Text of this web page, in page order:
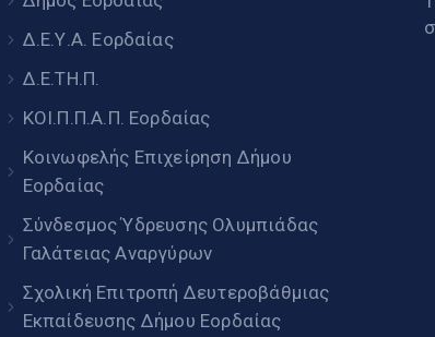
Δ.Ε.Υ.Α. Εορδαίας
Δ.Ε.ΤΗ.Π.
ΚΟΙ.Π.Π.Α.Π. Εορδαίας
Κοινωφελής Επιχείρηση Δήμου
Εορδαίας
Σύνδεσμος Ύδρευσης Ολυμπιάδας
Γαλάτειας Αναργύρων
Σχολική Επιτροπή Δευτεροβάθμιας
Εκπαίδευσης Δήμου Εορδαίας